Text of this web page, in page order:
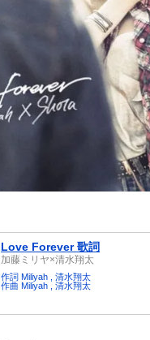
Love Forever 歌詞
加藤ミリヤ×清水翔太
作詞 Miliyah , 清水翔太
作曲 Miliyah , 清水翔太